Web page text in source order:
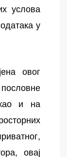
услова
у
овог
и на
овај